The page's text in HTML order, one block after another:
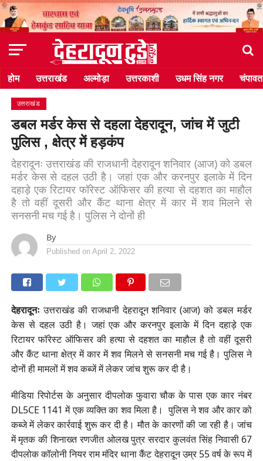
होम उत्तराखंड अल्मोड़ा उत्तरकाशी उधम सिंह नगर चंपावत
उत्तराखंड
डबल मर्डर केस से दहला देहरादून, जांच में जुटी
पुलिस , क्षेत्र में हड़कंप
देहरादूनः उत्तराखंड की राजधानी देहरादून शनिवार (आज) को डबल
मर्डर केस से दहल उठी है। जहां एक और करनपुर इलाके में दिन
दहाड़े एक रिटायर फॉरेस्ट ऑफिसर की हत्या से दहशत का माहौल
है तो वहीं दूसरी और कैंट थाना क्षेत्र में कार में शव मिलने से
सनसनी मच गई है। पुलिस ने दोनों ही
By
Published on April 2, 2022
देहरादूनःउत्तराखंड की राजधानी देहरादून शनिवार (आज) को डबल मर्डर
केस से दहल उठी है। जहां एक और करनपुर इलाके में दिन दहाड़े एक
रिटायर फॉरेस्ट ऑफिसर की हत्या से दहशत का माहौल है तो वहीं दूसरी
और कैंट थाना क्षेत्र में कार में शव मिलने से सनसनी मच गई है। पुलिस ने
दोनों ही मामलों में शव कब्जें में लेकर जांच शुरू कर दी है।
मीडिया रिपोर्टस के अनुसार दीपलोक फुवारा चौक के पास एक कार नंबर
DL5CE 1141 में एक व्यक्ति का शव मिला है। पुलिस ने शव और कार को
कब्जे में लेकर कार्रवाई शुरू कर दी है। मौत के कारणों की जा रही है। जांच
में मृतक की शिनाख्त रणजीत ओलख पुत्र सरदार कुलवंत सिंह निवासी 67
दीपलोक कॉलोनी नियर राम मंदिर थाना कैंट देहरादून उम्र 55 वर्ष के रूप में